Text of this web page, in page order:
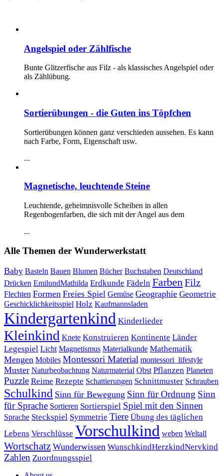
Angelspiel oder Zählfische
Bunte Glitzerfische aus Filz - als klassisches Angelspiel oder
als Zählübung.
Sortierübungen - die Guten ins Töpfchen
Sortierübungen können ganz verschieden aussehen. Es kann
nach Farbe, Form, Eigenschaft usw.
...
Magnetische, leuchtende Steine
Leuchtende, geheimnisvolle Scheiben in allen
Regenbogenfarben, die sich mit der Angel aus dem
...
Alle Themen der Wunderwerkstatt
Baby Basteln Bauen Blumen Bücher Buchstaben Deutschland
Drücken EmilundMathilda Erdkunde Fädeln Farben Filz
Flechten Formen Freies Spiel Gemüse Geographie Geometrie
Geschicklichkeitsspiel Holz Kaufmannsladen
Kindergartenkind Kinderlieder
Kleinkind Knete Konstruieren Kontinente Länder
Legespiel Licht Magnetismus Materialkunde Mathematik
Mengen Mobiles Montessori Material montessori_lifestyle
Muster Naturbeobachtung Naturmaterial Obst Pflanzen Planeten
Puzzle Reime Rezepte Schattierungen Schnittmuster Schrauben
Schulkind Sinn für Bewegung Sinn für Ordnung Sinn
für Sprache Sortieren Sortierspiel Spiel mit den Sinnen
Sprache Steckspiel Symmetrie Tiere Übung des täglichen
Lebens Verschlüsse Vorschulkind weben Weltall
Wortschatz Wunderwissen WunschkindHerzkindNervkind
Zahlen Zuordnungsspiel